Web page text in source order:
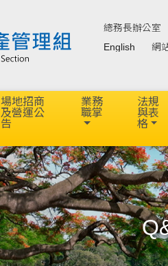
總務長辦公室
English
網
場地招商
及營運公
告
業務
職掌
法規
與表
格